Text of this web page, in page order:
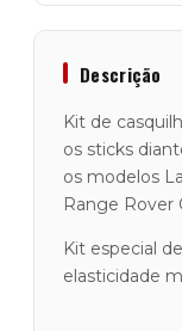
Dianteiros
no
Lado
do
Chassis
Descrição
Kit de
os sticks
os modelos
Range Rover
Kit especial
elasticidade